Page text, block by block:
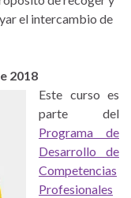
el intercambio de
2018
Este curso es
parte del
Programa de
Desarrollo de
Competencias
Profesionales